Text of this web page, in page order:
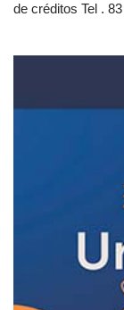
de créditos Tel .